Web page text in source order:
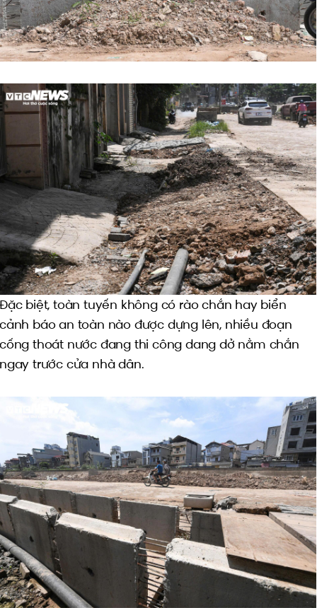
Đặc biệt, toàn tuyến không có rào chắn hay biển
cảnh báo an toàn nào được dựng lên, nhiều đoạn
cống thoát nước đang thi công dang dở nằm chắn
ngay trước cửa nhà dân.